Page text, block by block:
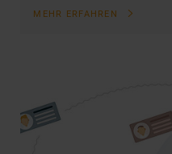
MEHR ERFAHREN